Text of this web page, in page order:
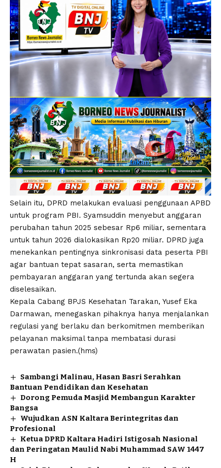
Selain itu, DPRD melakukan evaluasi penggunaan APBD
untuk program PBI. Syamsuddin menyebut anggaran
perubahan tahun 2025 sebesar Rp6 miliar, sementara
untuk tahun 2026 dialokasikan Rp20 miliar. DPRD juga
menekankan pentingnya sinkronisasi data peserta PBI
agar bantuan tepat sasaran, serta memastikan
pembayaran anggaran yang tertunda akan segera
diselesaikan.
Kepala Cabang BPJS Kesehatan Tarakan, Yusef Eka
Darmawan, menegaskan pihaknya hanya menjalankan
regulasi yang berlaku dan berkomitmen memberikan
pelayanan maksimal tanpa membatasi durasi
perawatan pasien.(hms)
Sambangi Malinau, Hasan Basri Serahkan
Bantuan Pendidikan dan Kesehatan
Dorong Pemuda Masjid Membangun Karakter
Bangsa
Wujudkan ASN Kaltara Berintegritas dan
Profesional
Ketua DPRD Kaltara Hadiri Istigosah Nasional
dan Peringatan Maulid Nabi Muhammad SAW 1447
H